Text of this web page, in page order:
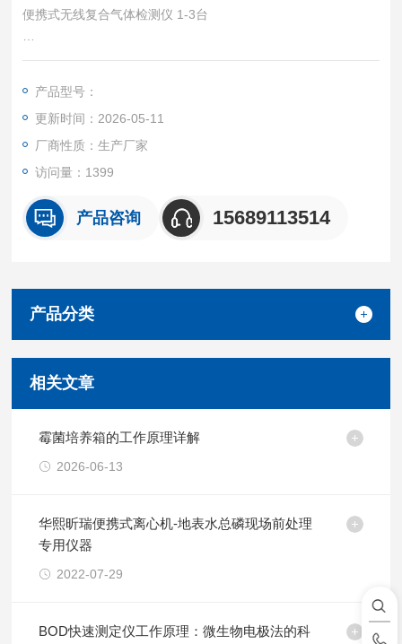
便携式无线复合气体检测仪 1-3台
无线指挥终端 1台，内置上位机软件
云平台控制软件 1套
便携式复合气体检测仪
产品型号：
更新时间：2026-05-11
厂商性质：生产厂家
访问量：1399
产品咨询 15689113514
产品分类
相关文章
霉菌培养箱的工作原理详解
2026-06-13
华熙昕瑞便携式离心机-地表水总磷现场前处理
专用仪器
2022-07-29
BOD快速测定仪工作原理：微生物电极法的科